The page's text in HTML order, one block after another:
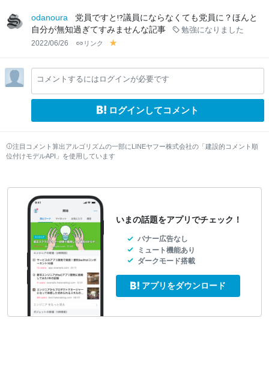
odanoura
党員ですと⁉議員にならなくても党員に？ほんと
自分が無知過ぎてすみませんな記事
勉強になりました
2022/06/26 リンク
lo
w
コメントするにはログインが必要です
ログインしてコメント
注目コメント算出アルゴリズムの一部にLINEヤフー株式会社の「建設的コメント順
位付けモデルAPI」を使用しています
いまの話題をアプリでチェック！
バナー広告なし
ミュート機能あり
ダークモード搭載
アプリをダウンロード